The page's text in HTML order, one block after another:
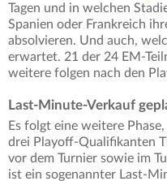
Tagen und in welchen
Spanien oder Frankreich
absolvieren. Und auch,
erwartet. 21 der 24 EM-
weitere folgen nach den
Last-Minute-Verkauf
Es folgt eine weitere
drei Playoff-Qualifikanten
vor dem Turnier sowie im
ist ein sogenannter Last-